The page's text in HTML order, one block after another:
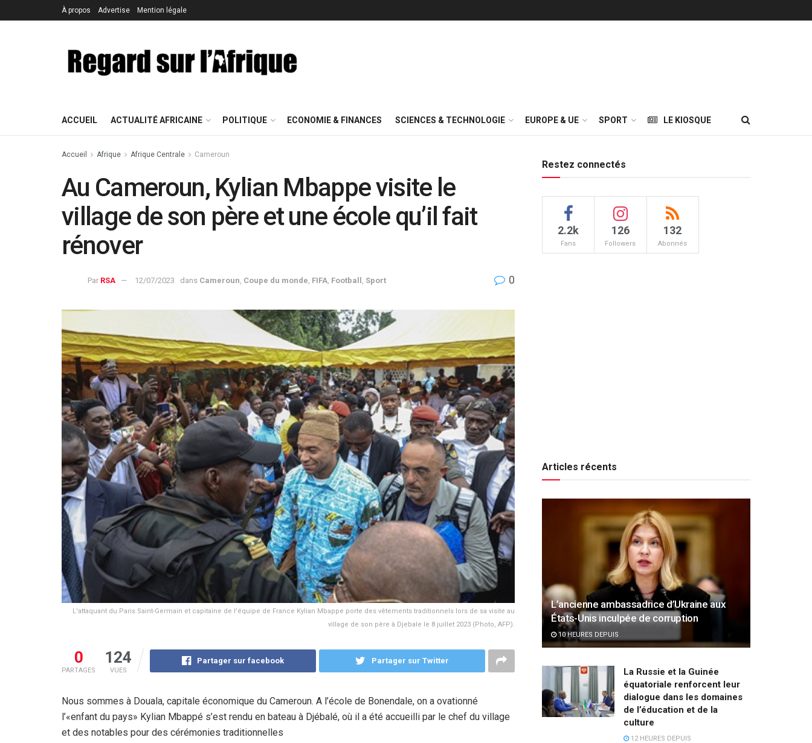
À propos Advertise Mention légale
ACCUEIL ACTUALITÉ AFRICAINE POLITIQUE ECONOMIE & FINANCES SCIENCES & TECHNOLOGIE EUROPE & UE SPORT LE KIOSQUE
Accueil Afrique Afrique Centrale Cameroun
Au Cameroun, Kylian Mbappe visite le
village de son père et une école qu’il fait
rénover
Par RSA 12/07/2023 dans Cameroun Coupe du monde FIFA Football Sport 0
L'attaquant du Paris Saint-Germain et capitaine de l'équipe de France Kylian Mbappe porte des vêtements traditionnels lors de sa visite au
village de son père à Djebale le 8 juillet 2023 (Photo, AFP).
0
PARTAGES
124
VUES
Partager sur facebook Partager sur Twitter
Nous sommes à Douala, capitale économique du Cameroun. A l’école de Bonendale, on a ovationné
l’«enfant du pays» Kylian Mbappé s’est rendu en bateau à Djébalé, où il a été accueilli par le chef du village
et des notables pour des cérémonies traditionnelles
Restez connectés
2.2k
Fans
126
Followers
132
Abonnés
Articles récents
L’ancienne ambassadrice d’Ukraine aux
États-Unis inculpée de corruption
10 HEURES DEPUIS
La Russie et la Guinée
équatoriale renforcent leur
dialogue dans les domaines
de l’éducation et de la
culture
12 HEURES DEPUIS